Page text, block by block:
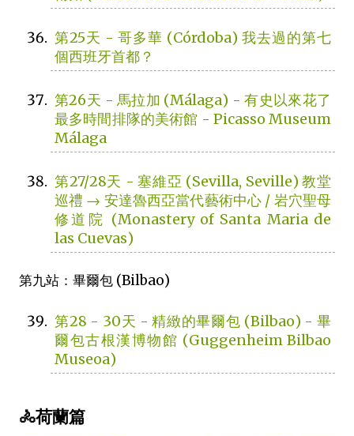
第25天 - 哥多華 (Córdoba) 我去過的第七
個西班牙首都？
第26天 - 馬拉加 (Málaga) - 有史以來花了
最多時間排隊的美術館 - Picasso Museum
Málaga
第27/28天 - 塞維亞 (Sevilla, Seville) 教堂
巡禮 → 安達魯西亞當代藝術中心 / 岩穴聖母
修道院 (Monastery of Santa Maria de
las Cuevas)
第九站：畢爾包 (Bilbao)
第28 - 30天 - 精緻的畢爾包 (Bilbao) - 畢
爾包古根漢博物館 (Guggenheim Bilbao
Museoa)
🚴荷蘭篇